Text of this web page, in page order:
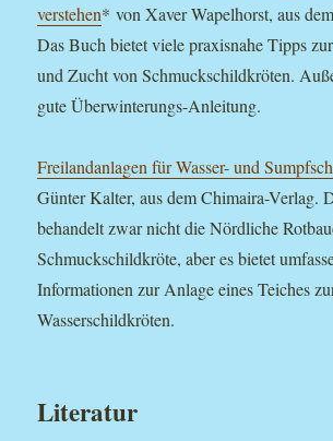
verstehen* von Xaver Wapelhorst, aus
Das Buch bietet viele praxisnahe Tipps
und Zucht von Schmuckschildkröten.
gute Überwinterungs-Anleitung.
Freilandanlagen für Wasser- und
Günter Kalter, aus dem Chimaira-Verlag.
behandelt zwar nicht die Nördliche
Schmuckschildkröte, aber es bietet
Informationen zur Anlage eines Teiches
Wasserschildkröten.
Literatur